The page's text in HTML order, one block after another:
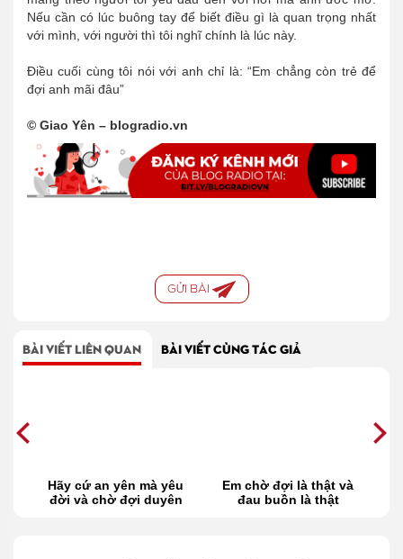
Nếu cần có lúc buông tay để biết điều gì là quan trọng nhất
với mình, với người thì tôi nghĩ chính là lúc này.
Điều cuối cùng tôi nói với anh chỉ là: “Em chẳng còn trẻ để
đợi anh mãi đâu”
© Giao Yên – blogradio.vn
GỬI BÀI
BÀI VIẾT LIÊN QUAN BÀI VIẾT CÙNG TÁC GIẢ
Em chờ đợi là thật và
đau buồn là thật
Cho em thêm niềm tin
để chờ đợi được